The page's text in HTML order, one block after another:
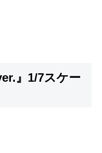
』1/7スケー